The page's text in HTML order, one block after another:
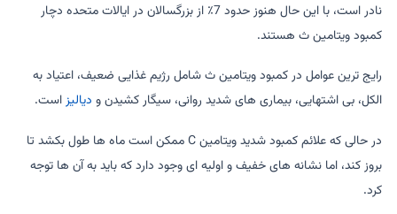
نادر است، با این حال هنوز حدود 7٪ از بزرگسالان در ایالات متحده دچار
کمبود ویتامین ث هستند.
رایج ترین عوامل در کمبود ویتامین ث شامل رژیم غذایی ضعیف، اعتیاد به
الکل، بی اشتهایی، بیماری های شدید روانی، سیگار کشیدن و دیالیزاست.
در حالی که علائم کمبود شدید ویتامین C ممکن است ماه ها طول بکشد تا
بروز کند، اما نشانه های خفیف و اولیه ای وجود دارد که باید به آن ها توجه
کرد.